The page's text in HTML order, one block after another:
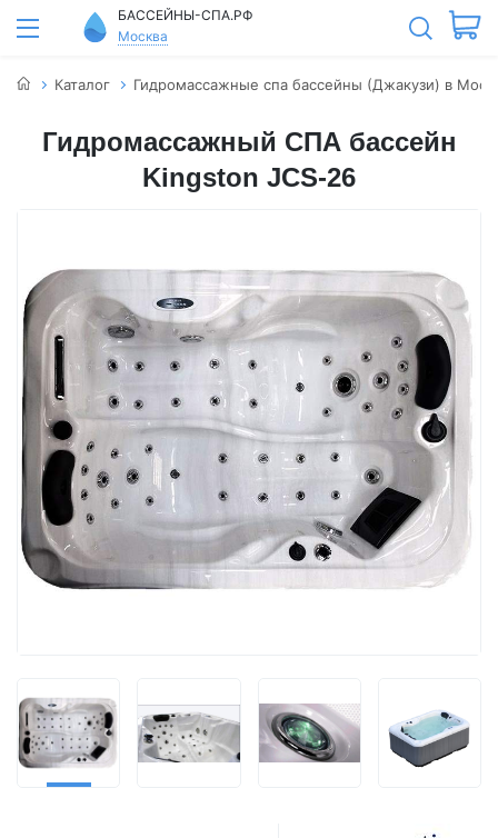
БАССЕЙНЫ-СПА.РФ
Москва
Каталог Гидромассажные спа бассейны (Джакузи) в
Гидромассажный СПА бассейн
Kingston JCS-26